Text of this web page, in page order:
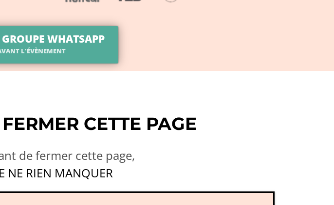
WHATSAPP
L'ÉVÈNEMENT
CETTE PAGE
de fermer cette page,
NE RIEN MANQUER